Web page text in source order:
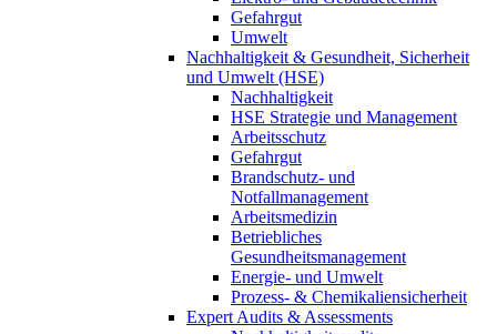
Gefahrgut
Umwelt
Nachhaltigkeit & Gesundheit, Sicherheit
und Umwelt (HSE)
Nachhaltigkeit
HSE Strategie und Management
Arbeitsschutz
Gefahrgut
Brandschutz- und
Notfallmanagement
Arbeitsmedizin
Betriebliches
Gesundheitsmanagement
Energie- und Umwelt
Prozess- & Chemikaliensicherheit
Expert Audits & Assessments